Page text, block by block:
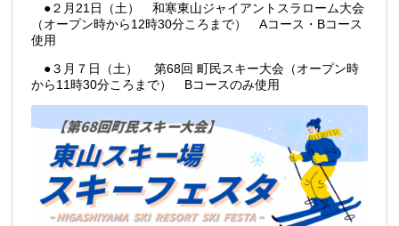
●２月21日（土） 和寒東山ジャイアントスラローム大会
（オープン時から12時30分ころまで） Aコース・Bコース
使用
●３月７日（土） 第68回 町民スキー大会（オープン時
から11時30分ころまで） Bコースのみ使用